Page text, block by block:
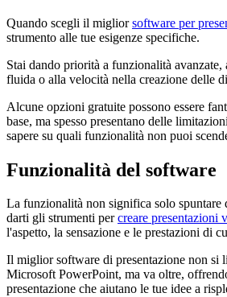
Quando scegli il migliorsoftware per
strumento alle tue esigenze specifiche.
Stai dando priorità a funzionalità avanzate,
fluida o alla velocità nella creazione delle
Alcune opzioni gratuite possono essere
base, ma spesso presentano delle
sapere su quali funzionalità non puoi
Funzionalità del software
La funzionalità non significa solo spuntare
darti gli strumenti percreare presentazioni
l'aspetto, la sensazione e le prestazioni di
Il miglior software di presentazione non si
Microsoft PowerPoint, ma va oltre,
presentazione che aiutano le tue idee a